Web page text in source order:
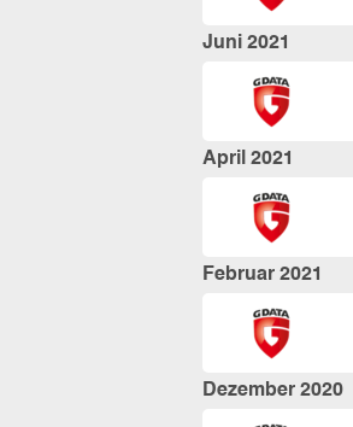
Juni 2021
April 2021
Februar 2021
Dezember 2020